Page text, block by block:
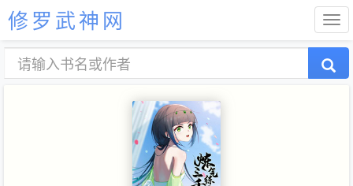
修罗武神网